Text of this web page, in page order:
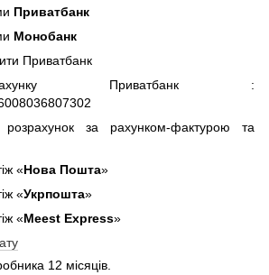
Приватбанк
Монобанк
Приватбанк
Приватбанк :
розрахунок за рахунком-фактурою та
«Нова Пошта»
«Укрпошта»
«Meest Express»
12 місяців.